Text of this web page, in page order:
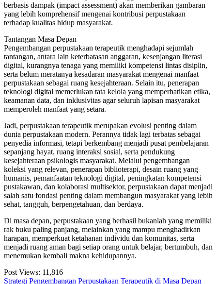
berbasis dampak (impact assessment) akan memberikan gambaran
yang lebih komprehensif mengenai kontribusi perpustakaan
terhadap kualitas hidup masyarakat.
Tantangan Masa Depan
Pengembangan perpustakaan terapeutik menghadapi sejumlah
tantangan, antara lain keterbatasan anggaran, kesenjangan literasi
digital, kurangnya tenaga yang memiliki kompetensi lintas disiplin,
serta belum meratanya kesadaran masyarakat mengenai manfaat
perpustakaan sebagai ruang kesejahteraan. Selain itu, penerapan
teknologi digital memerlukan tata kelola yang memperhatikan etika,
keamanan data, dan inklusivitas agar seluruh lapisan masyarakat
memperoleh manfaat yang setara.
Jadi, perpustakaan terapeutik merupakan evolusi penting dalam
dunia perpustakaan modern. Perannya tidak lagi terbatas sebagai
penyedia informasi, tetapi berkembang menjadi pusat pembelajaran
sepanjang hayat, ruang interaksi sosial, serta pendukung
kesejahteraan psikologis masyarakat. Melalui pengembangan
koleksi yang relevan, penerapan biblioterapi, desain ruang yang
humanis, pemanfaatan teknologi digital, peningkatan kompetensi
pustakawan, dan kolaborasi multisektor, perpustakaan dapat menjadi
salah satu fondasi penting dalam membangun masyarakat yang lebih
sehat, tangguh, berpengetahuan, dan berdaya.
Di masa depan, perpustakaan yang berhasil bukanlah yang memiliki
rak buku paling panjang, melainkan yang mampu menghadirkan
harapan, memperkuat ketahanan individu dan komunitas, serta
menjadi ruang aman bagi setiap orang untuk belajar, bertumbuh, dan
menemukan kembali makna kehidupannya.
Post Views: 11,816
Strategi Pengembangan Perpustakaan Terapeutik di Masa Depan